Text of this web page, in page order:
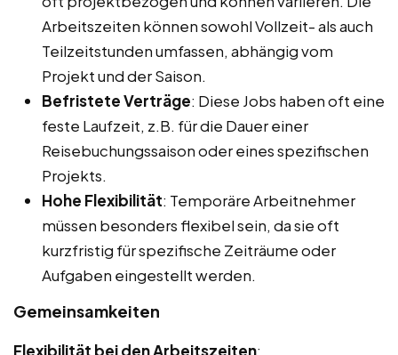
Arbeitszeiten können sowohl Vollzeit- als auch
Teilzeitstunden umfassen, abhängig vom
Projekt und der Saison.
Befristete Verträge: Diese Jobs haben oft eine
feste Laufzeit, z.B. für die Dauer einer
Reisebuchungssaison oder eines spezifischen
Projekts.
Hohe Flexibilität: Temporäre Arbeitnehmer
müssen besonders flexibel sein, da sie oft
kurzfristig für spezifische Zeiträume oder
Aufgaben eingestellt werden.
Gemeinsamkeiten
Flexibilität bei den Arbeitszeiten: